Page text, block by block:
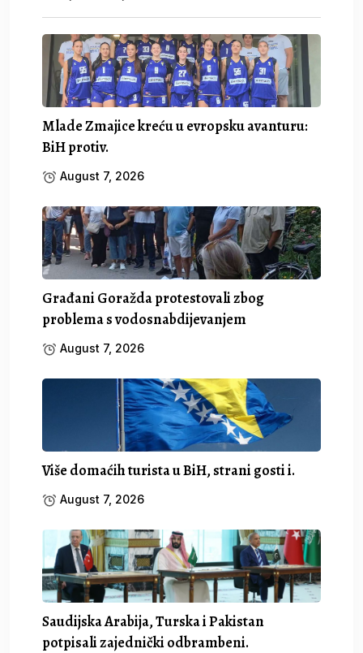
Mlade Zmajice kreću u evropsku avanturu:
BiH protiv.
August 7, 2026
Građani Goražda protestovali zbog
problema s vodosnabdijevanjem
August 7, 2026
Više domaćih turista u BiH, strani gosti i.
August 7, 2026
Saudijska Arabija, Turska i Pakistan
potpisali zajednički odbrambeni.